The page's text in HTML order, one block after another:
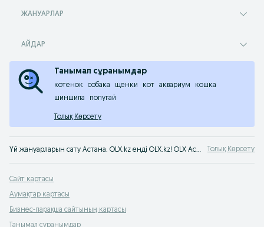
ЖАНУАРЛАР
АЙДАР
Танымал сұранымдар
котенок собака щенки кот аквариум
кошка
шиншила
попугай
Толық Көрсету
Үй жануарларын сату Астана. OLX.kz енді OLX.kz! OLX Астана хабарландырулар сервисінен асыранды жануарларды оңай әрі тез сатып алуға болады. Дәл қазір дос тауып ал! Толық Көрсету
Сайт картасы
Аумақтар картасы
Бизнес-парақша сайтының картасы
Танымал сұранымдар